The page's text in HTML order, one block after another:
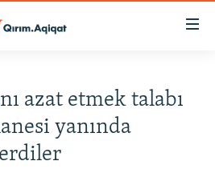
azat etmek talabı
yanında